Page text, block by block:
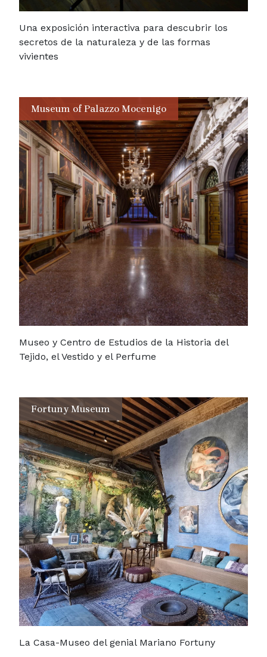
Una exposición interactiva para descubrir los
secretos de la naturaleza y de las formas
vivientes
Museum of Palazzo Mocenigo
Museo y Centro de Estudios de la Historia del
Tejido, el Vestido y el Perfume
Fortuny Museum
La Casa-Museo del genial Mariano Fortuny